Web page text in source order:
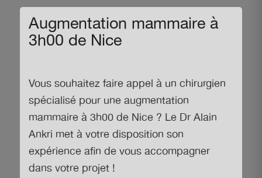
Augmentation mammaire à
3h00 de Nice
Vous souhaitez faire appel à un chirurgien
spécialisé pour uneaugmentation
mammaire à 3h00 de Nice? Le Dr Alain
Ankri met à votre disposition son
expérience afin de vous accompagner
dans votre projet !